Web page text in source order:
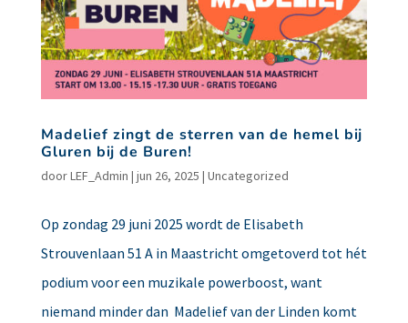
Madelief zingt de sterren van de hemel bij
Gluren bij de Buren!
doorLEF_Admin | jun 26, 2025 | Uncategorized
Op zondag 29 juni 2025 wordt de Elisabeth
Strouvenlaan 51 A in Maastricht omgetoverd tot hét
podium voor een muzikale powerboost, want
niemand minder dan Madelief van der Linden komt